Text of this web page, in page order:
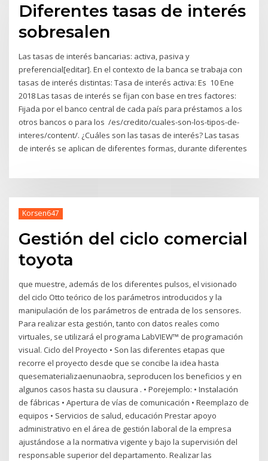
Diferentes tasas de interés
sobresalen
Las tasas de interés bancarias: activa, pasiva y
preferencial[editar]. En el contexto de la banca se trabaja con
tasas de interés distintas: Tasa de interés activa: Es 10 Ene
2018 Las tasas de interés se fijan con base en tres factores:
Fijada por el banco central de cada país para préstamos a los
otros bancos o para los /es/credito/cuales-son-los-tipos-de-
interes/content/. ¿Cuáles son las tasas de interés? Las tasas
de interés se aplican de diferentes formas, durante diferentes
Korsen647
Gestión del ciclo comercial
toyota
que muestre, además de los diferentes pulsos, el visionado
del ciclo Otto teórico de los parámetros introducidos y la
manipulación de los parámetros de entrada de los sensores.
Para realizar esta gestión, tanto con datos reales como
virtuales, se utilizará el programa LabVIEW™ de programación
visual. Ciclo del Proyecto • Son las diferentes etapas que
recorre el proyecto desde que se concibe la idea hasta
quesematerializaenunaobra, seproducen los beneficios y en
algunos casos hasta su clausura . • Porejemplo: • Instalación
de fábricas • Apertura de vías de comunicación • Reemplazo de
equipos • Servicios de salud, educación Prestar apoyo
administrativo en el área de gestión laboral de la empresa
ajustándose a la normativa vigente y bajo la supervisión del
responsable superior del departamento. Realizar las